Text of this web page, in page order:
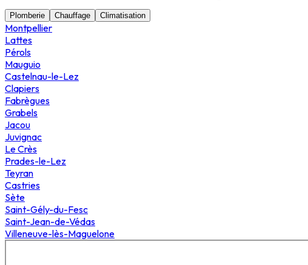
Plomberie Chauffage Climatisation
Montpellier
Lattes
Pérols
Mauguio
Castelnau-le-Lez
Clapiers
Fabrègues
Grabels
Jacou
Juvignac
Le Crès
Prades-le-Lez
Teyran
Castries
Sète
Saint-Gély-du-Fesc
Saint-Jean-de-Védas
Villeneuve-lès-Maguelone